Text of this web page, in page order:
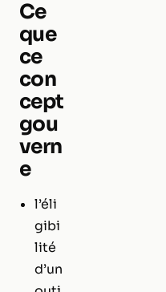
Ce
que
ce
con
cept
gou
vern
e
l’éli
gibi
lité
d’un